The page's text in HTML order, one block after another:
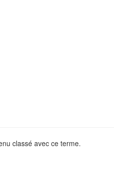
classé avec ce terme.